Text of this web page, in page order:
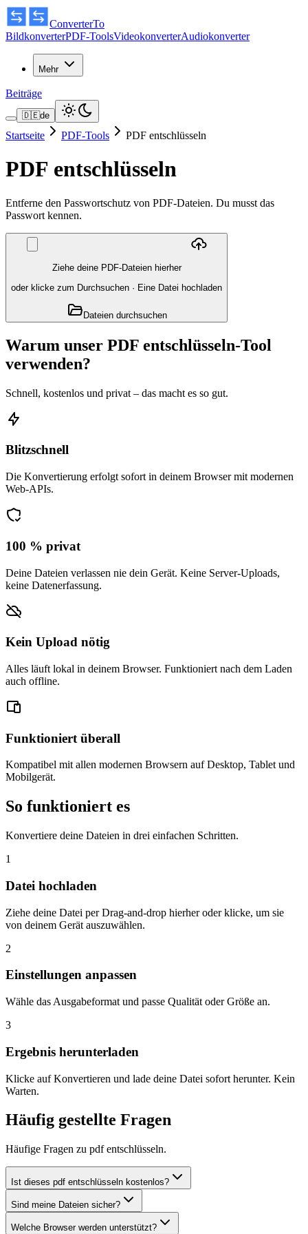
ConverterTo
BildkonverterPDF-ToolsVideokonverterAudiokonverter
Mehr
Beiträge
🇩🇪de
Startseite PDF-Tools PDF entschlüsseln
PDF entschlüsseln
Entferne den Passwortschutz von PDF-Dateien. Du musst das
Passwort kennen.
Ziehe deine PDF-Dateien hierher
oder klicke zum Durchsuchen · Eine Datei hochladen
Dateien durchsuchen
Warum unser PDF entschlüsseln-Tool
verwenden?
Schnell, kostenlos und privat – das macht es so gut.
Blitzschnell
Die Konvertierung erfolgt sofort in deinem Browser mit modernen
Web-APIs.
100 % privat
Deine Dateien verlassen nie dein Gerät. Keine Server-Uploads,
keine Datenerfassung.
Kein Upload nötig
Alles läuft lokal in deinem Browser. Funktioniert nach dem Laden
auch offline.
Funktioniert überall
Kompatibel mit allen modernen Browsern auf Desktop, Tablet und
Mobilgerät.
So funktioniert es
Konvertiere deine Dateien in drei einfachen Schritten.
1
Datei hochladen
Ziehe deine Datei per Drag-and-drop hierher oder klicke, um sie
von deinem Gerät auszuwählen.
2
Einstellungen anpassen
Wähle das Ausgabeformat und passe Qualität oder Größe an.
3
Ergebnis herunterladen
Klicke auf Konvertieren und lade deine Datei sofort herunter. Kein
Warten.
Häufig gestellte Fragen
Häufige Fragen zu pdf entschlüsseln.
Ist dieses pdf entschlüsseln kostenlos?
Sind meine Dateien sicher?
Welche Browser werden unterstützt?